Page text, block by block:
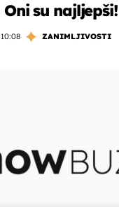
su najljepši!
ZANIMLJIVOSTI
OBAVIJESTI